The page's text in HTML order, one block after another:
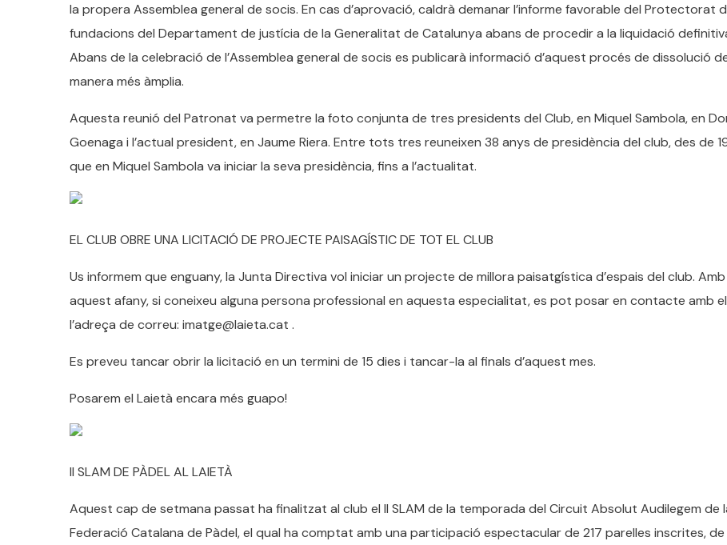
la propera Assemblea general de socis. En cas d’aprovació, caldrà demanar l’informe favorable del Protectorat
fundacions del Departament de justícia de la Generalitat de Catalunya abans de procedir a la liquidació
Abans de la celebració de l’Assemblea general de socis es publicarà informació d’aquest procés de dissolució
manera més àmplia.
Aquesta reunió del Patronat va permetre la foto conjunta de tres presidents del Club, en Miquel Sambola, en
Goenaga i l’actual president, en Jaume Riera. Entre tots tres reuneixen 38 anys de presidència del club, des de
que en Miquel Sambola va iniciar la seva presidència, fins a l’actualitat.
EL CLUB OBRE UNA LICITACIÓ DE PROJECTE PAISAGÍSTIC DE TOT EL CLUB
Us informem que enguany, la Junta Directiva vol iniciar un projecte de millora paisatgística d’espais del club. Amb
aquest afany, si coneixeu alguna persona professional en aquesta especialitat, es pot posar en contacte amb
l’adreça de correu: imatge@laieta.cat .
Es preveu tancar obrir la licitació en un termini de 15 dies i tancar-la al finals d’aquest mes.
Posarem el Laietà encara més guapo!
II SLAM DE PÀDEL AL LAIETÀ
Aquest cap de setmana passat ha finalitzat al club el II SLAM de la temporada del Circuit Absolut Audilegem de
Federació Catalana de Pàdel, el qual ha comptat amb una participació espectacular de 217 parelles inscrites, de